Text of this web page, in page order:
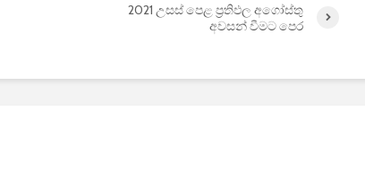
2021 උසස් පෙළ ප්‍රතිඵල අගෝස්තු
අවසන් වීමට පෙර